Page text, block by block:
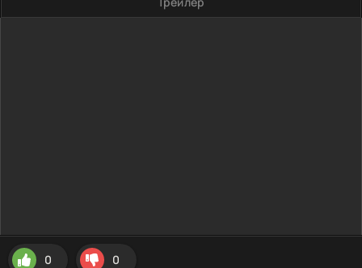
0 0